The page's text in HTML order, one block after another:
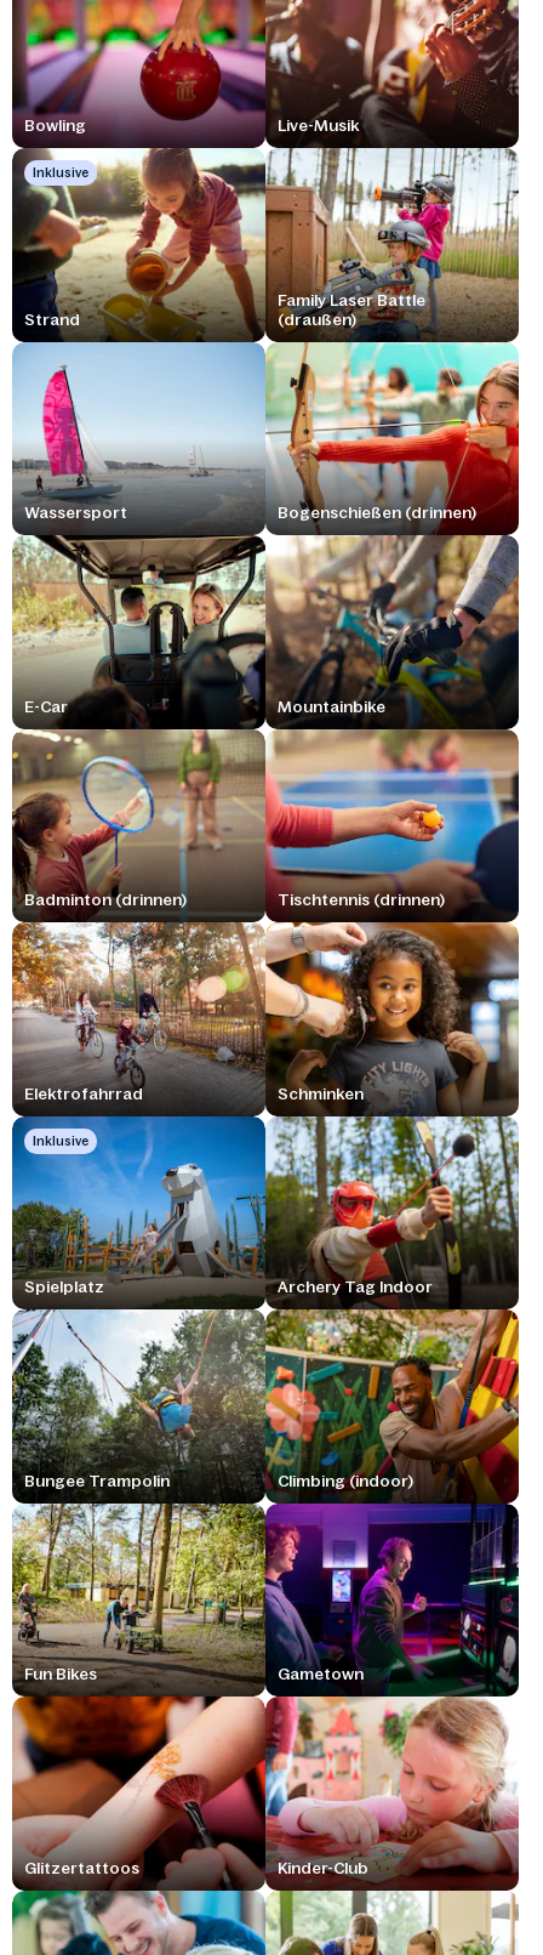
Bowling Live-Musik
Inklusive
Strand
Family Laser Battle
(draußen)
Wassersport Bogenschießen (drinnen)
E-Car Mountainbike
Badminton (drinnen) Tischtennis (drinnen)
Elektrofahrrad Schminken
Inklusive
Spielplatz Archery Tag Indoor
Bungee Trampolin Climbing (indoor)
Fun Bikes Gametown
Glitzertattoos Kinder-Club